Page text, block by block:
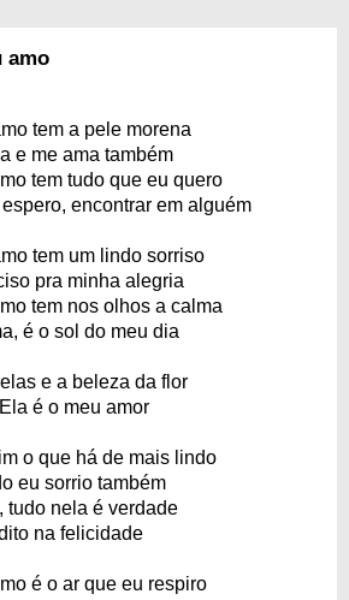
amo
tem a pele morena
e me ama também
tem tudo que eu quero
encontrar em alguém
tem um lindo sorriso
pra minha alegria
tem nos olhos a calma
é o sol do meu dia
e a beleza da flor
é o meu amor
o que há de mais lindo
eu sorrio também
tudo nela é verdade
na felicidade
é o ar que eu respiro